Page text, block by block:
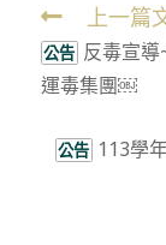
Read
more
articles
上一篇
公告 反毒宣
運毒集團￼
公告 113學